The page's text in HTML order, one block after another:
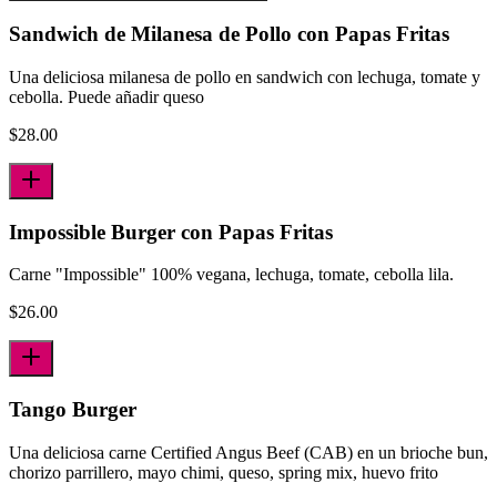
Sandwich de Milanesa de Pollo con Papas Fritas
Una deliciosa milanesa de pollo en sandwich con lechuga, tomate y
cebolla. Puede añadir queso
$28.00
Impossible Burger con Papas Fritas
Carne "Impossible" 100% vegana, lechuga, tomate, cebolla lila.
$26.00
Tango Burger
Una deliciosa carne Certified Angus Beef (CAB) en un brioche bun,
chorizo parrillero, mayo chimi, queso, spring mix, huevo frito